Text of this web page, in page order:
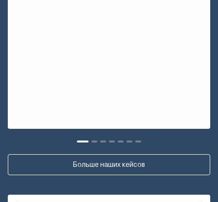
Больше наших кейсов